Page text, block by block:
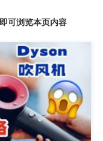
即可浏览本页内容